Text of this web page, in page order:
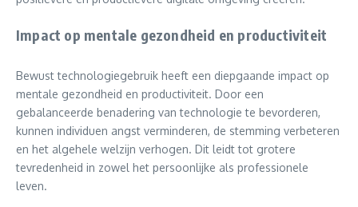
Impact op mentale gezondheid en productiviteit
Bewust technologiegebruik heeft een diepgaande impact op
mentale gezondheid en productiviteit. Door een
gebalanceerde benadering van technologie te bevorderen,
kunnen individuen angst verminderen, de stemming verbeteren
en het algehele welzijn verhogen. Dit leidt tot grotere
tevredenheid in zowel het persoonlijke als professionele
leven.